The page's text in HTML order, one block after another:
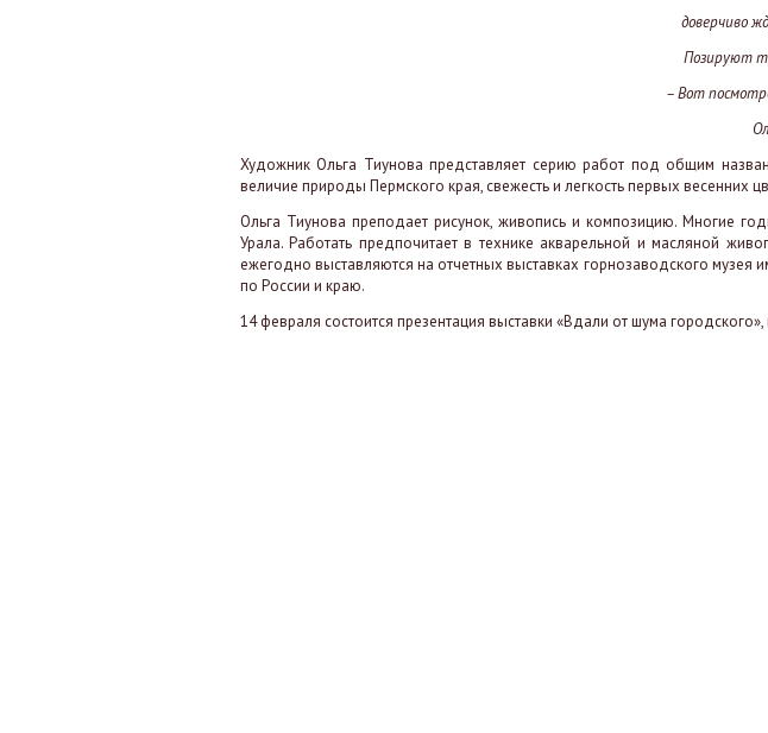
доверчиво
Позируют
– Вот
Художник Ольга Тиунова представляет серию работ под общим
величие природы Пермского края, свежесть и легкость первых весенних
Ольга Тиунова преподает рисунок, живопись и композицию. Многие
Урала. Работать предпочитает в технике акварельной и масляной
ежегодно выставляются на отчетных выставках горнозаводского музея
по России и краю.
14 февраля состоится презентация выставки «Вдали от шума